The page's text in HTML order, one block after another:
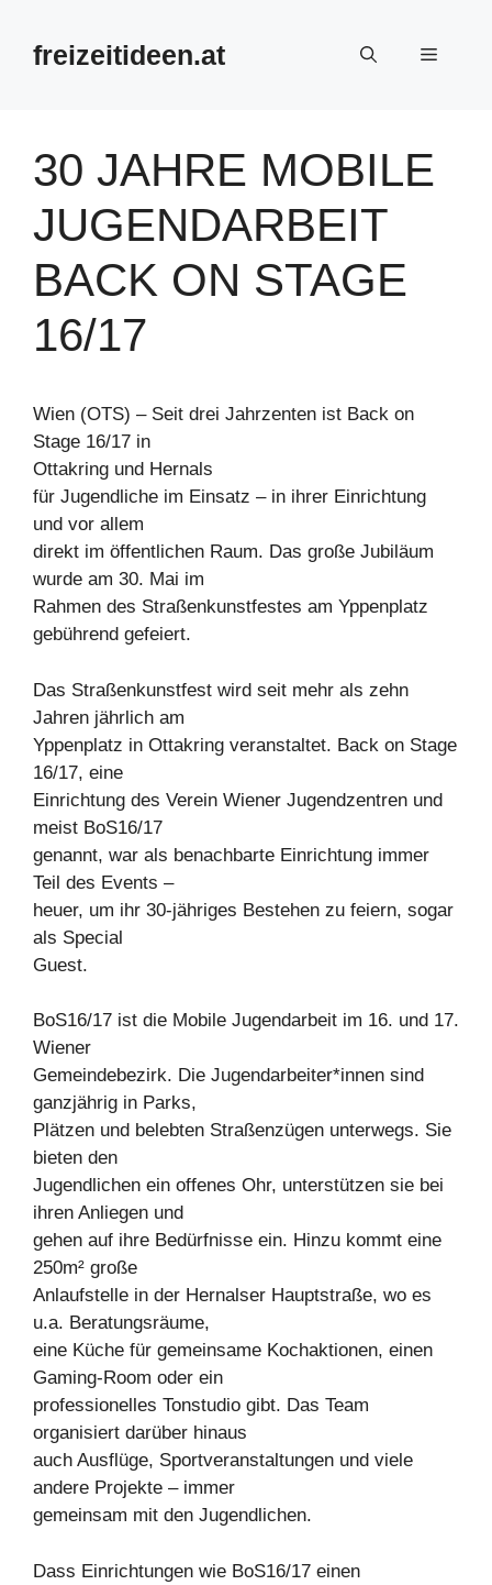
Inhalt
springenfreizeitideen.at Menü
30 JAHRE MOBILE
JUGENDARBEIT
BACK ON STAGE
16/17
Wien (OTS) – Seit drei Jahrzenten ist Back on
Stage 16/17 in
Ottakring und Hernals
für Jugendliche im Einsatz – in ihrer Einrichtung
und vor allem
direkt im öffentlichen Raum. Das große Jubiläum
wurde am 30. Mai im
Rahmen des Straßenkunstfestes am Yppenplatz
gebührend gefeiert.
Das Straßenkunstfest wird seit mehr als zehn
Jahren jährlich am
Yppenplatz in Ottakring veranstaltet. Back on Stage
16/17, eine
Einrichtung des Verein Wiener Jugendzentren und
meist BoS16/17
genannt, war als benachbarte Einrichtung immer
Teil des Events –
heuer, um ihr 30-jähriges Bestehen zu feiern, sogar
als Special
Guest.
BoS16/17 ist die Mobile Jugendarbeit im 16. und 17.
Wiener
Gemeindebezirk. Die Jugendarbeiter*innen sind
ganzjährig in Parks,
Plätzen und belebten Straßenzügen unterwegs. Sie
bieten den
Jugendlichen ein offenes Ohr, unterstützen sie bei
ihren Anliegen und
gehen auf ihre Bedürfnisse ein. Hinzu kommt eine
250m² große
Anlaufstelle in der Hernalser Hauptstraße, wo es
u.a. Beratungsräume,
eine Küche für gemeinsame Kochaktionen, einen
Gaming-Room oder ein
professionelles Tonstudio gibt. Das Team
organisiert darüber hinaus
auch Ausflüge, Sportveranstaltungen und viele
andere Projekte – immer
gemeinsam mit den Jugendlichen.
Dass Einrichtungen wie BoS16/17 einen